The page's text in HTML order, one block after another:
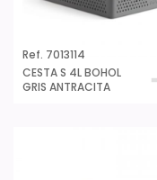
Ref. 7013114
CESTA S 4L BOHOL
GRIS ANTRACITA